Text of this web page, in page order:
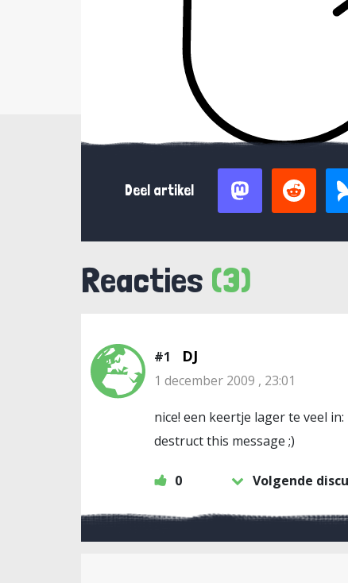
Deel artikel
Reacties (3)
#1 DJ
1 december 2009 , 23:01
nice! een keertje lager te veel
destruct this message ;)
0 Volgende